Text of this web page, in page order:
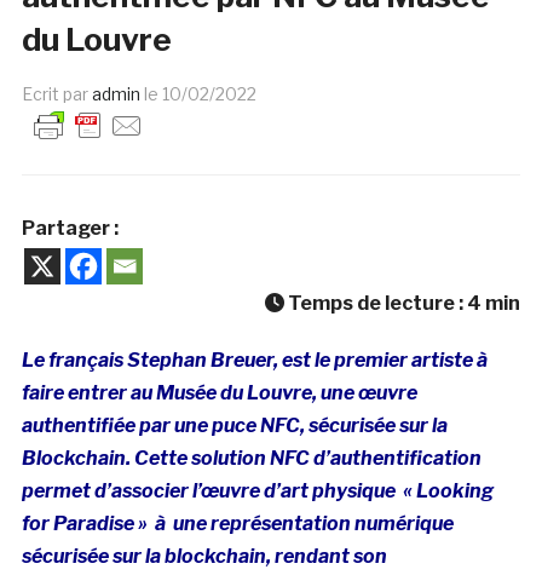
du Louvre
Ecrit paradmin le 10/02/2022
Partager :
Temps de lecture : 4 min
Le français Stephan Breuer, est le premier artiste à
faire entrer au Musée du Louvre, une œuvre
authentifiée par une puce NFC, sécurisée sur la
Blockchain. Cette solution NFC d’authentification
permet d’associer l’œuvre d’art physique « Looking
for Paradise » à une représentation numérique
sécurisée sur la blockchain, rendant son